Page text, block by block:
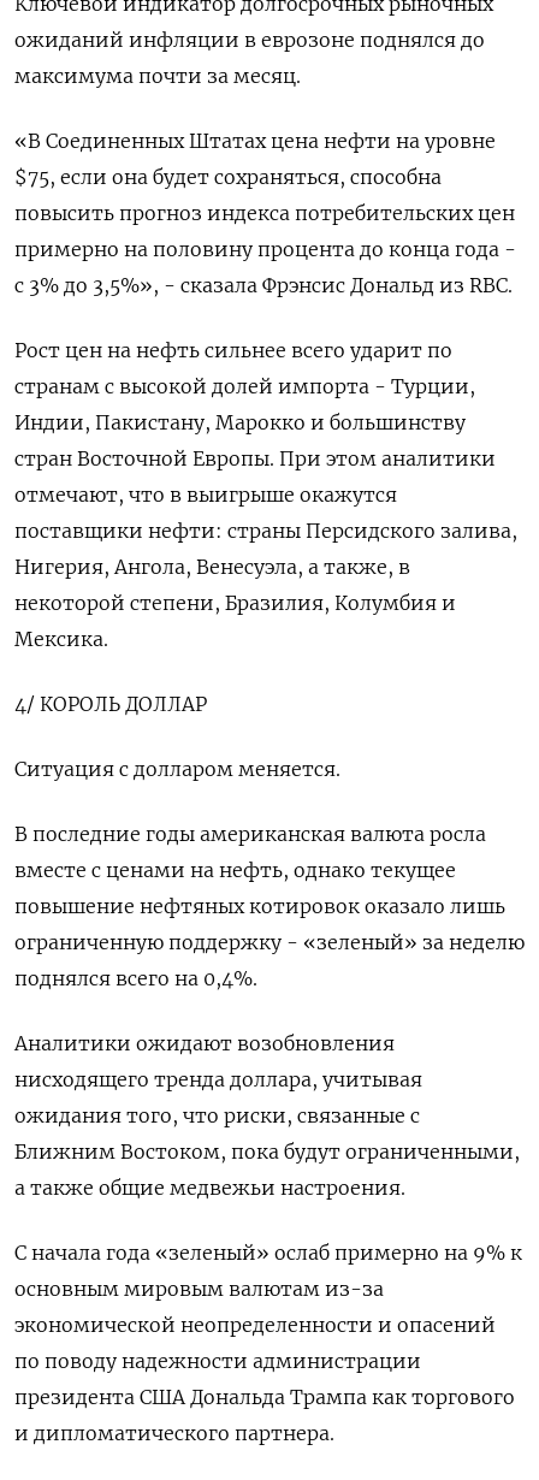
ожиданий инфляции в еврозоне поднялся до
максимума почти за месяц.
«В Соединенных Штатах цена нефти на уровне
$75, если она будет сохраняться, способна
повысить прогноз индекса потребительских цен
примерно на половину процента до конца года -
с 3% до 3,5%», - сказала Фрэнсис Дональд из RBC.
Рост цен на нефть сильнее всего ударит по
странам с высокой долей импорта - Турции,
Индии, Пакистану, Марокко и большинству
стран Восточной Европы. При этом аналитики
отмечают, что в выигрыше окажутся
поставщики нефти: страны Персидского залива,
Нигерия, Ангола, Венесуэла, а также, в
некоторой степени, Бразилия, Колумбия и
Мексика.
4/ КОРОЛЬ ДОЛЛАР
Ситуация с долларом меняется.
В последние годы американская валюта росла
вместе с ценами на нефть, однако текущее
повышение нефтяных котировок оказало лишь
ограниченную поддержку - «зеленый» за неделю
поднялся всего на 0,4%.
Аналитики ожидают возобновления
нисходящего тренда доллара, учитывая
ожидания того, что риски, связанные с
Ближним Востоком, пока будут ограниченными,
а также общие медвежьи настроения.
С начала года «зеленый» ослаб примерно на 9% к
основным мировым валютам из-за
экономической неопределенности и опасений
по поводу надежности администрации
президента США Дональда Трампа как торгового
и дипломатического партнера.